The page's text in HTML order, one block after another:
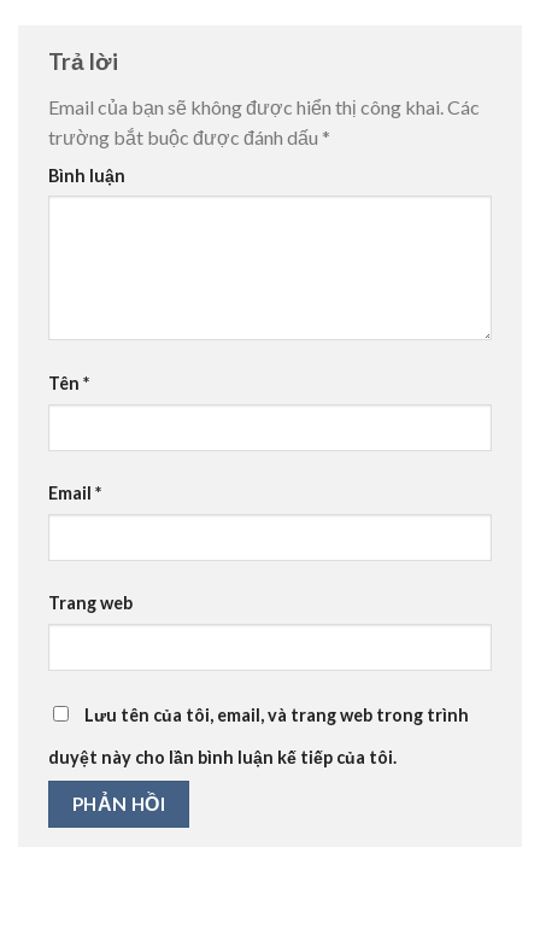
Trả lời
Email của bạn sẽ không được hiển thị công khai. Các
trường bắt buộc được đánh dấu *
Bình luận
Tên *
Email *
Trang web
Lưu tên của tôi, email, và trang web trong trình
duyệt này cho lần bình luận kế tiếp của tôi.